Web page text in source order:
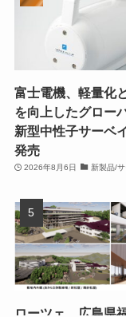
富士電機、軽量化
を向上したグロー
新型中性子サーベ
発売
2026年8月6日 新製品/
ローツェ、広島県